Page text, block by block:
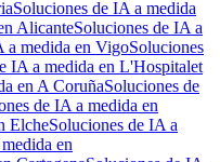
Soluciones de IA a medida
AlicanteSoluciones de IA a
a medida en VigoSoluciones
IA a medida en L'Hospitalet
en A CoruñaSoluciones de
de IA a medida en
ElcheSoluciones de IA a
en